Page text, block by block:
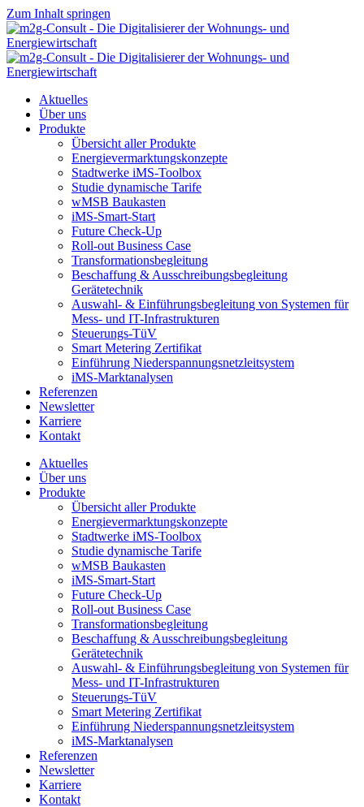
Zum Inhalt springen
Aktuelles
Über uns
Produkte
Übersicht aller Produkte
Energievermarktungskonzepte
Stadtwerke iMS-Toolbox
Studie dynamische Tarife
wMSB Baukasten
iMS-Smart-Start
Future Check-Up
Roll-out Business Case
Transformationsbegleitung
Beschaffung & Ausschreibungsbegleitung
Gerätetechnik
Auswahl- & Einführungsbegleitung von Systemen für
Mess- und IT-Infrastrukturen
Steuerungs-TüV
Smart Metering Zertifikat
Einführung Niederspannungsnetzleitsystem
iMS-Marktanalysen
Referenzen
Newsletter
Karriere
Kontakt
Aktuelles
Über uns
Produkte
Übersicht aller Produkte
Energievermarktungskonzepte
Stadtwerke iMS-Toolbox
Studie dynamische Tarife
wMSB Baukasten
iMS-Smart-Start
Future Check-Up
Roll-out Business Case
Transformationsbegleitung
Beschaffung & Ausschreibungsbegleitung
Gerätetechnik
Auswahl- & Einführungsbegleitung von Systemen für
Mess- und IT-Infrastrukturen
Steuerungs-TüV
Smart Metering Zertifikat
Einführung Niederspannungsnetzleitsystem
iMS-Marktanalysen
Referenzen
Newsletter
Karriere
Kontakt